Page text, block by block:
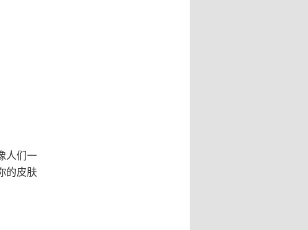
人们一
的皮肤